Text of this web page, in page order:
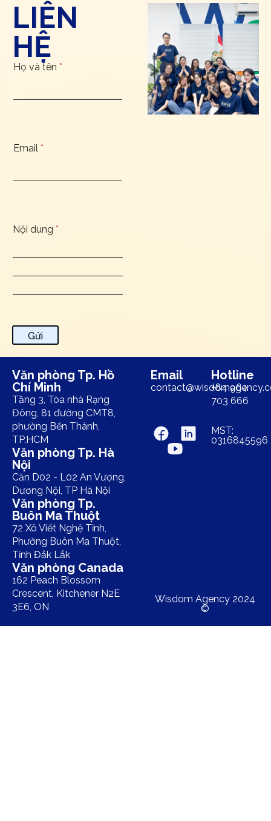
LIÊN
HỆ
Họ và tên *
Email *
Nội dung *
Gửi
Văn phòng Tp. Hồ
Chí Minh
Tầng 3, Tòa nhà Rạng
Đông, 81 đường CMT8,
phường Bến Thành,
TP.HCM
Văn phòng Tp. Hà
Nội
Căn D02 - L02 An Vượng,
Dương Nội, TP Hà Nội
Văn phòng Tp.
Buôn Ma Thuột
72 Xô Viết Nghệ Tĩnh,
Phường Buôn Ma Thuột,
Tỉnh Đắk Lắk
Văn phòng Canada
162 Peach Blossom
Crescent, Kitchener N2E
3E6, ON
Email Hotline
+84 964
703 666
MST:
0316845596
Wisdom Agency 2024
©